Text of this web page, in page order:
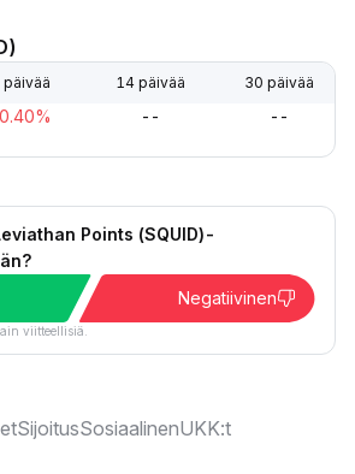
päivää 14 päivää 30 päivää
-- --
Points (SQUID)-
Negatiivinen
viitteellisiä.
SijoitusSosiaalinenUKK:t